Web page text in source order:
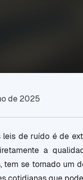
de 2025
de ruído é de
a
tem se tornado um